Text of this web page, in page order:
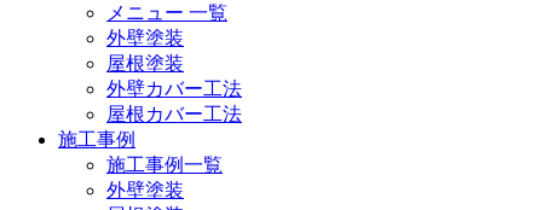
メニュー 一覧
外壁塗装
屋根塗装
外壁カバー工法
屋根カバー工法
施工事例
施工事例一覧
外壁塗装